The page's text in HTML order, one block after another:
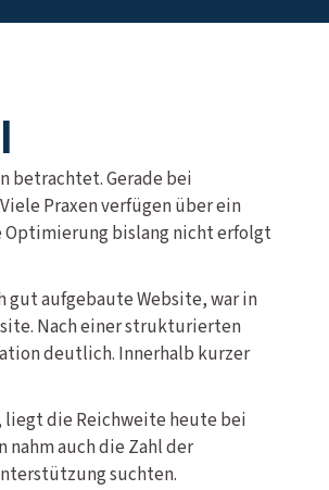
betrachtet. Gerade bei
Praxen verfügen über ein
Optimierung bislang nicht erfolgt
gut aufgebaute Website, war in
Nach einer strukturierten
deutlich. Innerhalb kurzer
liegt die Reichweite heute bei
nahm auch die Zahl der
suchten.